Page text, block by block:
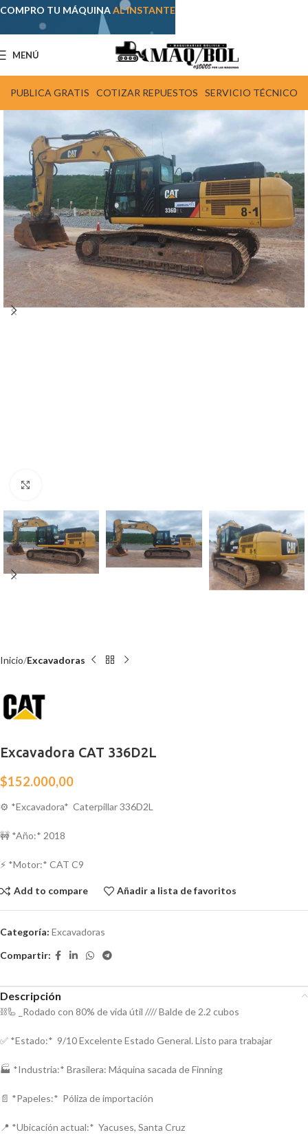
MENÚ
PUBLICA GRATIS COTIZAR REPUESTOS SERVICIO TÉCNICO
Inicio Excavadoras
Excavadora CAT 336D2L
$152.000,00
⚙️ *Excavadora* Caterpillar 336D2L
🚧 *Año:* 2018
⚡ *Motor:* CAT C9
Add to compare Añadir a lista de favoritos
Categoría: Excavadoras
Compartir:
Descripción
⛓️🦾 _Rodado con 80% de vida útil //// Balde de 2.2 cubos
✅ *Estado:* 9/10 Excelente Estado General. Listo para trabajar
🏭 *Industria:* Brasilera: Máquina sacada de Finning
📄 *Papeles:* Póliza de importación
📍 *Ubicación actual:* Yacuses, Santa Cruz
COMPRO TU MÁQUINAAL INSTANTE